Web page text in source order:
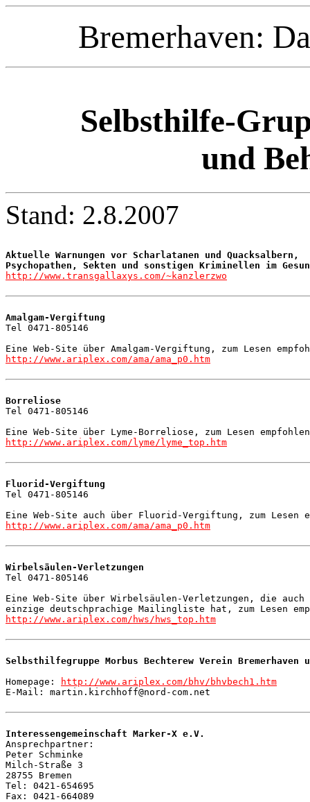
Bremerhaven:
Selbsthilfe-
und
Stand: 2.8.2007
Aktuelle Warnungen vor Scharlatanen und Quacksalbern,
Psychopathen, Sekten und sonstigen Kriminellen im
http://www.transgallaxys.com/~kanzlerzwo
Amalgam-Vergiftung
Tel 0471-805146
http://www.ariplex.com/ama/ama_p0.htm
Borreliose
Tel 0471-805146
http://www.ariplex.com/lyme/lyme_top.htm
Fluorid-Vergiftung
Tel 0471-805146
http://www.ariplex.com/ama/ama_p0.htm
Wirbelsäulen-Verletzungen
Tel 0471-805146
Eine Web-Site über Wirbelsäulen-Verletzungen, die
http://www.ariplex.com/hws/hws_top.htm
Selbsthilfegruppe Morbus Bechterew Verein Bremerhaven
Homepage:
http://www.ariplex.com/bhv/bhvbech1.htm
E-Mail: martin.kirchhoff@nord-com.net
Interessengemeinschaft Marker-X e.V.
Ansprechpartner:
Peter Schminke
Milch-Straße 3
28755 Bremen
Tel: 0421-654695
Fax: 0421-664089